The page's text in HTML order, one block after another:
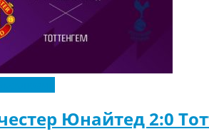
Юнайтед 2:0